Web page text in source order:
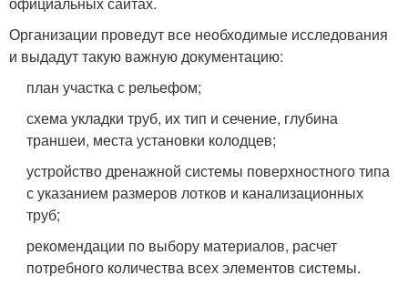
Организации проведут все необходимые исследования
и выдадут такую важную документацию:
план участка с рельефом;
схема укладки труб, их тип и сечение, глубина
траншеи, места установки колодцев;
устройство дренажной системы поверхностного типа
с указанием размеров лотков и канализационных
труб;
рекомендации по выбору материалов, расчет
потребного количества всех элементов системы.